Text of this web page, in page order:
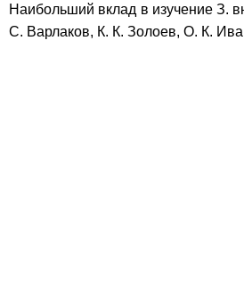
Наибольший вклад в изучение З.
С. Варлаков, К. К. Золоев, О. К.